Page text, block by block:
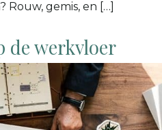
Rouw, gemis, en […]
de werkvloer